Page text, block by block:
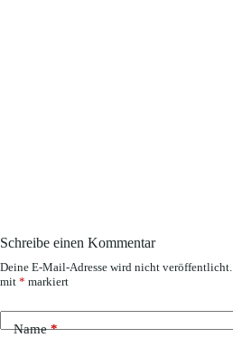
Schreibe einen Kommentar
Deine E-Mail-Adresse wird nicht veröffentlicht.
mit * markiert
Name*